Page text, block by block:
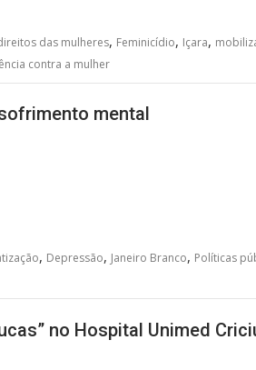
das mulheres, Feminicídio, Içara,
contra a mulher
mental
, Depressão, Janeiro Branco, Políticas
no Hospital Unimed